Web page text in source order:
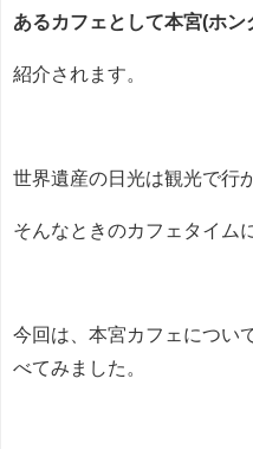
あるカフェとして本宮(ホン
紹介されます。
世界遺産の日光は観光で行
そんなときのカフェタイム
今回は、本宮カフェについ
べてみました。